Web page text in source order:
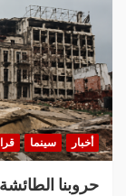
أخبار سينما
حروبنا